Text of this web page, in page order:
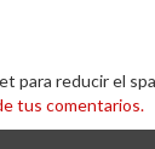
para reducir el
tus comentarios.